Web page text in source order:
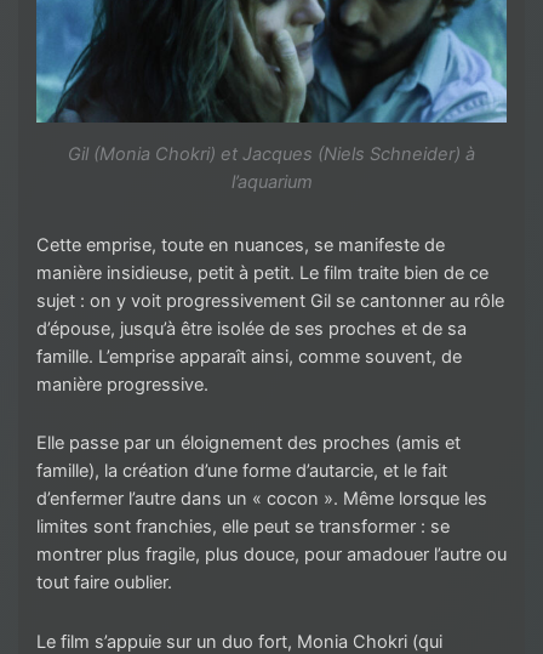
Gil (Monia Chokri) et Jacques (Niels Schneider) à
l’aquarium
Cette emprise, toute en nuances, se manifeste de
manière insidieuse, petit à petit. Le film traite bien de ce
sujet : on y voit progressivement Gil se cantonner au rôle
d’épouse, jusqu’à être isolée de ses proches et de sa
famille. L’emprise apparaît ainsi, comme souvent, de
manière progressive.
Elle passe par un éloignement des proches (amis et
famille), la création d’une forme d’autarcie, et le fait
d’enfermer l’autre dans un « cocon ». Même lorsque les
limites sont franchies, elle peut se transformer : se
montrer plus fragile, plus douce, pour amadouer l’autre ou
tout faire oublier.
Le film s’appuie sur un duo fort, Monia Chokri (qui